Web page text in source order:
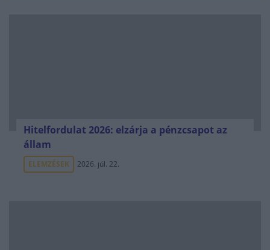
Hitelfordulat 2026: elzárja a pénzcsapot az
állam
ELEMZÉSEK 2026. júl. 22.